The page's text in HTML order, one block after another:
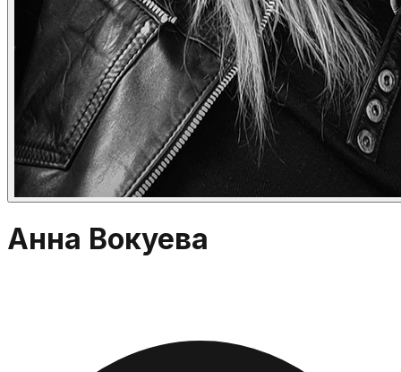
Анна Вокуева